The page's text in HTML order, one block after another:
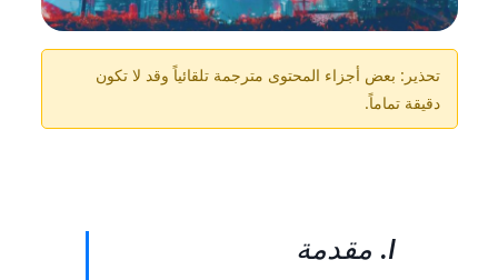
تحذير: بعض أجزاء المحتوى مترجمة تلقائياً وقد لا تكون
دقيقة تماماً.
I. مقدمة